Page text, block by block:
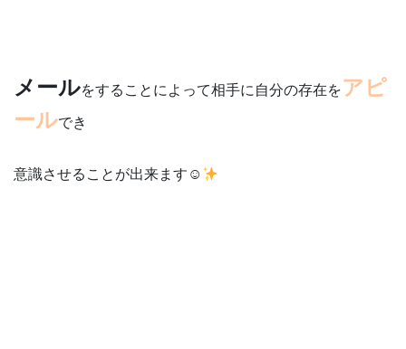
メールをすることによって相手に自分の存在をアピ
ールでき
意識させることが出来ます☺